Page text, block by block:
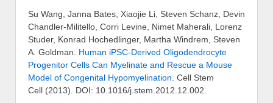
Su Wang, Janna Bates, Xiaojie Li, Steven Schanz, Devin
Chandler-Militello, Corri Levine, Nimet Maherali, Lorenz
Studer, Konrad Hochedlinger, Martha Windrem, Steven
A. Goldman. Human iPSC-Derived Oligodendrocyte
Progenitor Cells Can Myelinate and Rescue a Mouse
Model of Congenital Hypomyelination. Cell Stem
Cell (2013). DOI: 10.1016/j.stem.2012.12.002.